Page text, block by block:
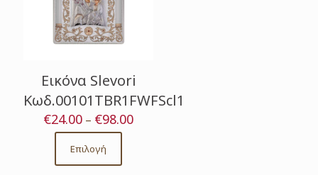
Εικόνα Slevori
Κωδ.00101TBR1FWFScl1
€24.00 – €98.00Price
Επιλογή
This
product